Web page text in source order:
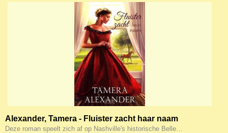
Alexander, Tamera - Fluister zacht haar naam
Deze roman speelt zich af op Nashville's historische Belle…